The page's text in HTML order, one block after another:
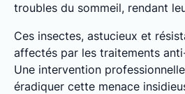
troubles du sommeil, rendant
Ces insectes, astucieux et
affectés par les traitements
Une intervention
éradiquer cette menace